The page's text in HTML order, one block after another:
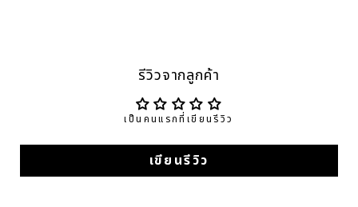
รีวิวจากลูกค้า
เป็นคนแรกที่เขียนรีวิว
เขียนรีวิว